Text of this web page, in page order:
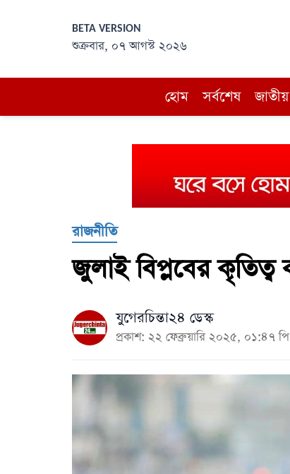
BETA VERSION
শুক্রবার, ০৭ আগস্ট ২০২৬
হোম সর্বশেষ জাতীয়
রাজনীতি
জুলাই বিপ্লবের
যুগেরচিন্তা২৪ ডেস্ক
প্রকাশ: ২২ ফেব্রুয়ারি ২০২৫, ০১:৪৭